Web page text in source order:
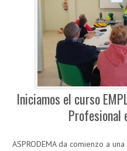
Iniciamos el curso
Profesional
ASPRODEMA da comienzo a